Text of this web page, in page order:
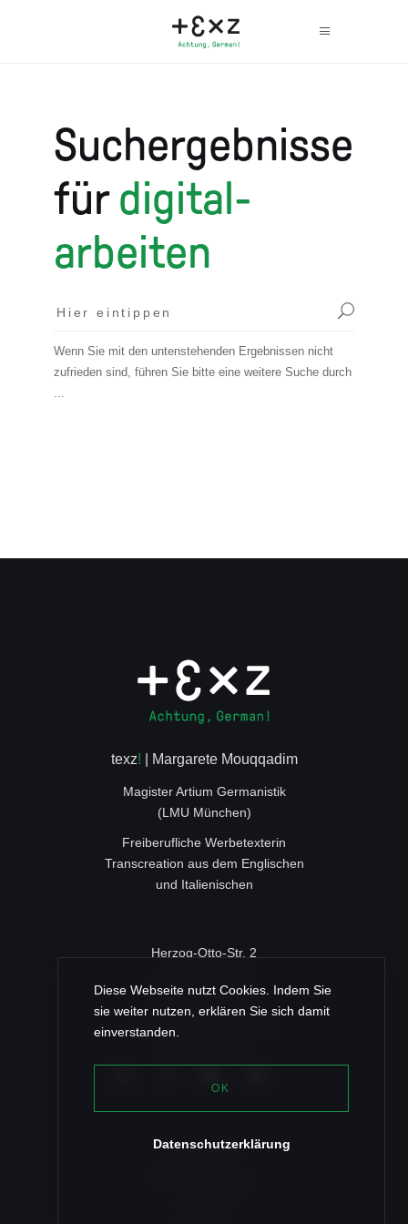
Suchergebnisse
für digital-
arbeiten
Wenn Sie mit den untenstehenden Ergebnissen nicht
zufrieden sind, führen Sie bitte eine weitere Suche durch
...
texz! | Margarete Mouqqadim
Magister Artium Germanistik
(LMU München)
Freiberufliche Werbetexterin
Transcreation aus dem Englischen
und Italienischen
Herzog-Otto-Str. 2
83022 Rosenheim
+49 (0) 80 31/46 35 96
Referenzen
Diese Webseite nutzt Cookies. Indem Sie
sie weiter nutzen, erklären Sie sich damit
einverstanden.
OK
Datenschutzerklärung